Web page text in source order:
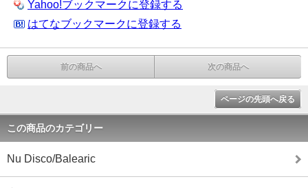
Yahoo!ブックマークに登録する
はてなブックマークに登録する
前の商品へ 次の商品へ
ページの先頭へ戻る
この商品のカテゴリー
Nu Disco/Balearic